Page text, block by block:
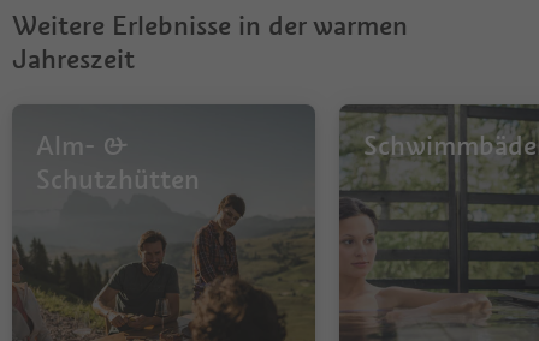
Weitere Erlebnisse in der warmen
Jahreszeit
Alm- &
Schutzhütten